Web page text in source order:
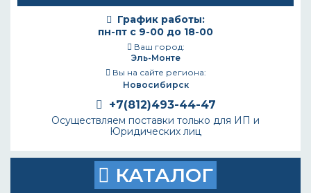
График работы:
пн-пт с 9-00 до 18-00
Ваш город:
Эль-Монте
Вы на сайте региона:
Новосибирск
+7(812)493-44-47
Осуществляем поставки только для ИП и
Юридических лиц
КАТАЛОГ